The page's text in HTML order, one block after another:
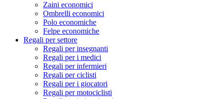
Zaini economici
Ombrelli economici
Polo economiche
Felpe economiche
Regali per settore
Regali per insegnanti
Regali per i medici
Regali per infermieri
Regali per ciclisti
Regali per i giocatori
Regali per motociclisti